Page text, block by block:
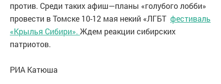
против. Среди таких афиш—планы «голубого лобби»
провести в Томске 10-12 мая некий «ЛГБТ фестиваль
«Крылья Сибири». Ждем реакции сибирских
патриотов.
РИА Катюша